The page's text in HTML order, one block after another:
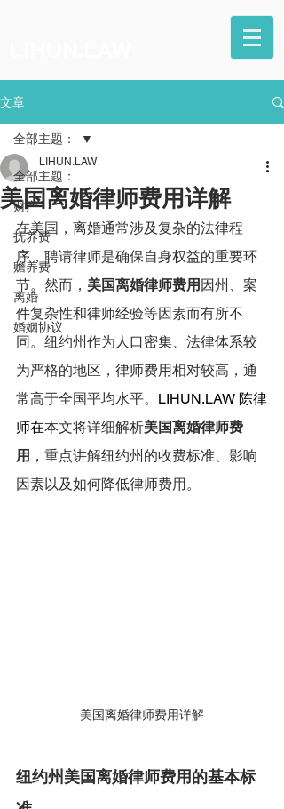
文章
全部主题：
财产
抚养费
赡养费
离婚
婚姻协议
全部主题：
美国离婚律师费用详解
LIHUN.LAW
在美国，离婚通常涉及复杂的法律程
序，聘请律师是确保自身权益的重要环
节。然而， 美国离婚律师费用 因州、案
件复杂性和律师经验等因素而有所不
同。纽约州作为人口密集、法律体系较
为严格的地区，律师费用相对较高，通
常高于全国平均水平。 LIHUN.LAW 陈律
师在本文将详细解析美国离婚律师费
用 ，重点讲解纽约州的收费标准、影响
因素以及如何降低律师费用。
美国离婚律师费用详解
纽约州美国离婚律师费用的基本标